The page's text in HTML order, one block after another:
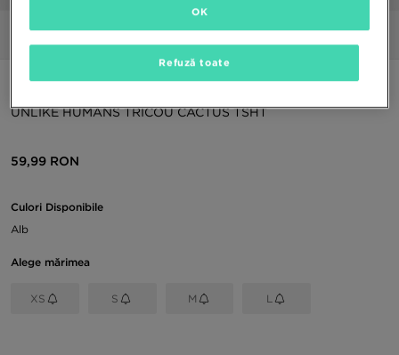
ONLY AT JD
UNLIKE HUMANS TRICOU CACTUS TSHT
59,99 RON
Culori Disponibile
Alb
Alege mărimea
XS S M L
Refuză toate
OK